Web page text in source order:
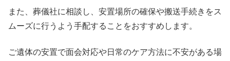
また、葬儀社に相談し、安置場所の確保や搬送手続きをス
ムーズに行うよう手配することをおすすめします。
ご遺体の安置で面会対応や日常のケア方法に不安がある場